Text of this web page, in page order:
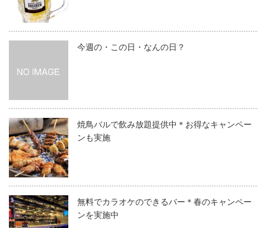
今週の・この日・なんの日？
焼鳥バルで飲み放題提供中＊お得なキャンペー
ンも実施
無料でカラオケのできるバー＊春のキャンペー
ンを実施中